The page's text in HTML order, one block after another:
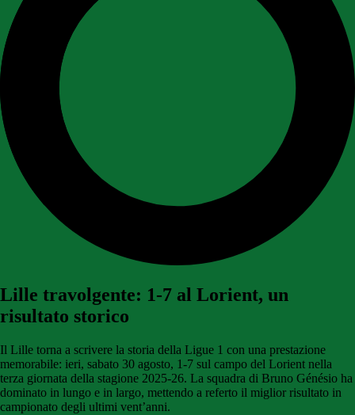
Lille travolgente: 1-7 al Lorient, un
risultato storico
Il Lille torna a scrivere la storia della Ligue 1 con una prestazione
memorabile: ieri, sabato 30 agosto, 1-7 sul campo del Lorient nella
terza giornata della stagione 2025-26. La squadra di Bruno Génésio ha
dominato in lungo e in largo, mettendo a referto il miglior risultato in
campionato degli ultimi vent’anni.